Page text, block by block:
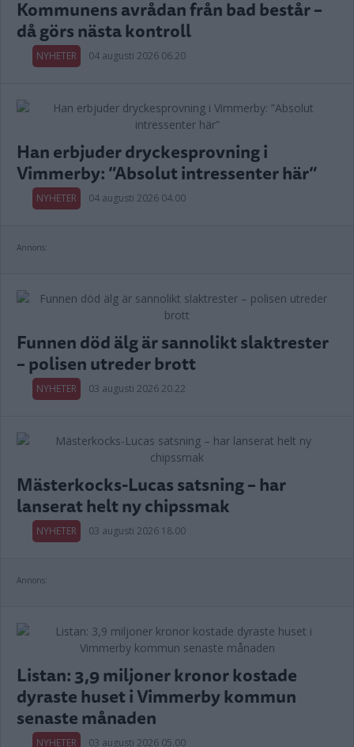
Kommunens avrådan från bad består –
då görs nästa kontroll
NYHETER 04 augusti 2026 06.20
Han erbjuder dryckesprovning i
Vimmerby: ”Absolut intressenter här”
NYHETER 04 augusti 2026 04.00
Annons:
Funnen död älg är sannolikt slaktrester
– polisen utreder brott
NYHETER 03 augusti 2026 20.22
Mästerkocks-Lucas satsning – har
lanserat helt ny chipssmak
NYHETER 03 augusti 2026 18.00
Annons:
Listan: 3,9 miljoner kronor kostade
dyraste huset i Vimmerby kommun
senaste månaden
NYHETER 03 augusti 2026 05.00